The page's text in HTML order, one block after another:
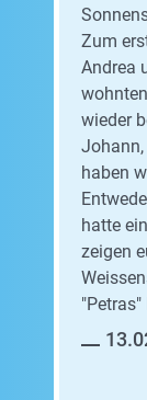
Zum
Andrea
wieder
haben
hatte
zeigen